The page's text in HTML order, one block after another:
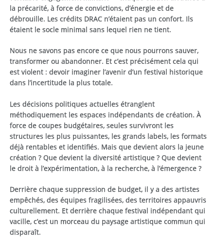
la précarité, à force de convictions, d’énergie et de
débrouille. Les crédits DRAC n’étaient pas un confort. Ils
étaient le socle minimal sans lequel rien ne tient.
Nous ne savons pas encore ce que nous pourrons sauver,
transformer ou abandonner. Et c’est précisément cela qui
est violent : devoir imaginer l’avenir d’un festival historique
dans l’incertitude la plus totale.
Les décisions politiques actuelles étranglent
méthodiquement les espaces indépendants de création. À
force de coupes budgétaires, seules survivront les
structures les plus puissantes, les grands labels, les formats
déjà rentables et identifiés. Mais que devient alors la jeune
création ? Que devient la diversité artistique ? Que devient
le droit à l’expérimentation, à la recherche, à l’émergence ?
Derrière chaque suppression de budget, il y a des artistes
empêchés, des équipes fragilisées, des territoires appauvris
culturellement. Et derrière chaque festival indépendant qui
vacille, c’est un morceau du paysage artistique commun qui
disparaît.